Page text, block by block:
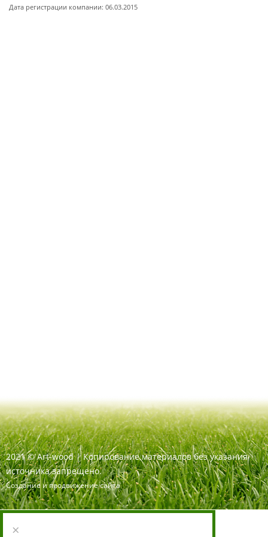
Дата регистрации компании: 06.03.2015
2021 ©Art-wood |Копирование материалов без указания
источника запрещено.
Создание и продвижение сайта
×